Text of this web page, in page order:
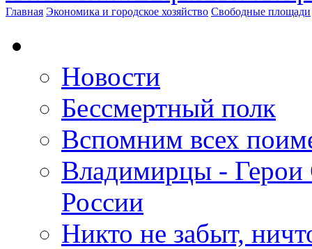
Главная Экономика и городское хозяйство Свободные площади
Новости
Бессмертный полк
Вспомним всех
Владимирцы - Герои
России
Никто не забыт,